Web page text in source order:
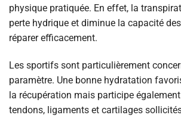
physique pratiquée. En effet, la
perte hydrique et diminue la capacité
réparer efficacement.
Les sportifs sont particulièrement
paramètre. Une bonne hydratation
la récupération mais participe
tendons, ligaments et cartilages